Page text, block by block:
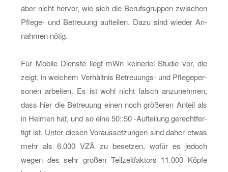
aber nicht her­vor, wie sich die Be­rufs­grup­pen zwi­schen
Pfle­ge- und Be­treu­ung auf­tei­len. Dazu sind wie­der An­
nah­men nötig.
Für Mo­bi­le Diens­te liegt mWn kei­ner­lei Stu­die vor, die
zeigt, in wel­chem Ver­hält­nis Be­treu­ungs- und Pfle­ge­per­
so­nen ar­bei­ten. Es ist wohl nicht falsch an­zu­neh­men,
dass hier die Be­treu­ung einen noch grö­ße­ren An­teil als
in Hei­men hat, und so eine 50::50 -Auf­tei­lung ge­recht­fer­
tigt ist. Unter die­sen Vor­aus­set­zun­gen sind daher etwas
mehr als 6.000 VZÄ zu be­set­zen, wofür es je­doch
wegen des sehr gro­ßen Teil­zeit­fak­tors 11.000 Köpfe